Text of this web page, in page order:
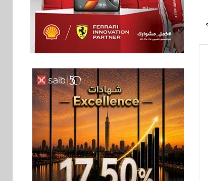
6
اخبار
تتشاركان في تطوير
أول منصة للسياحة
الصحية في مصر
والشرق الأوسط
وأفريقيا Tour4Cure
7 سوق وصلة
هواوي: هاتف nova 15
Max بطارية ضخمة
وتصميم متين جهازًا
مثاليًا للشباب